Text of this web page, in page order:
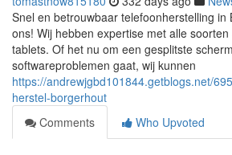
Snel en betrouwbaar telefoonherstelling in
ons! Wij hebben expertise met alle
tablets. Of het nu om een gesplitste
softwareproblemen gaat, wij kunnen
https://andrewjgbd101844.getblogs.net/
herstel-borgerhout
Comments
Who Upvoted